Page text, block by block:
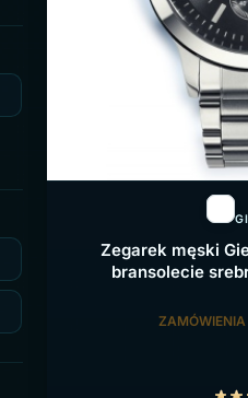
Zegarek męski
bransolecie